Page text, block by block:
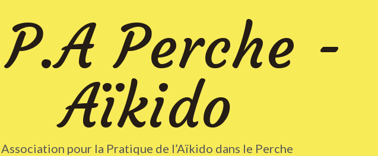
Perche -
Aïkido
Association pour la Pratique de l’Aïkido dans le Perche